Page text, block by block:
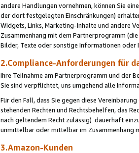
andere Handlungen vornehmen, können Sie
der dort festgelegten Einschränkungen)
Widgets, Links, Marketing-Inhalte und andere
Zusammenhang mit dem Partnerprogramm (die „
Bilder, Texte oder sonstige Informationen oder
2.Compliance-Anforderungen für
Ihre Teilnahme am Partnerprogramm und der
Sie sind verpflichtet, uns umgehend alle
Für den Fall, dass Sie gegen diese
stehenden Rechten und Rechtsbehelfen, das
nach geltendem Recht zulässig) dauerhaft
unmittelbar oder mittelbar im Zusammenhang
3.Amazon-Kunden